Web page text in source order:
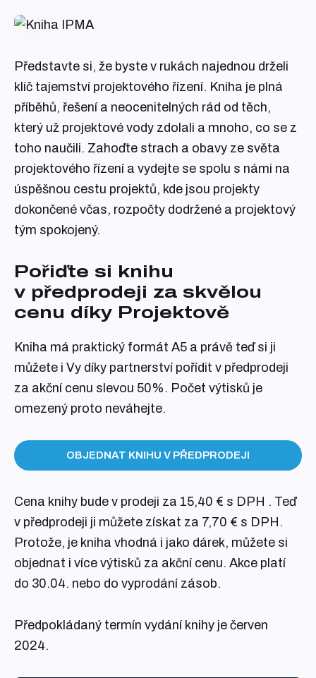
Představte si, že byste v rukách najednou drželi
klíč tajemství projektového řízení. Kniha je plná
příběhů, řešení a neocenitelných rád od těch,
který už projektové vody zdolali a mnoho, co se z
toho naučili. Zahoďte strach a obavy ze světa
projektového řízení a vydejte se spolu s námi na
úspěšnou cestu projektů, kde jsou projekty
dokončené včas, rozpočty dodržené a projektový
tým spokojený.
Pořiďte si knihu
v předprodeji za skvělou
cenu díky Projektově
Kniha má praktický formát A5 a právě teď si ji
můžete i Vy díky partnerství pořídit v předprodeji
za akční cenu slevou 50%. Počet výtisků je
omezený proto neváhejte.
OBJEDNAT KNIHU V PŘEDPRODEJI
Cena knihy bude v prodeji za 15,40 € s DPH . Teď
v předprodeji ji můžete získat za 7,70 € s DPH.
Protože, je kniha vhodná i jako dárek, můžete si
objednat i více výtisků za akční cenu. Akce platí
do 30.04. nebo do vyprodání zásob.
Předpokládaný termín vydání knihy je červen
2024.